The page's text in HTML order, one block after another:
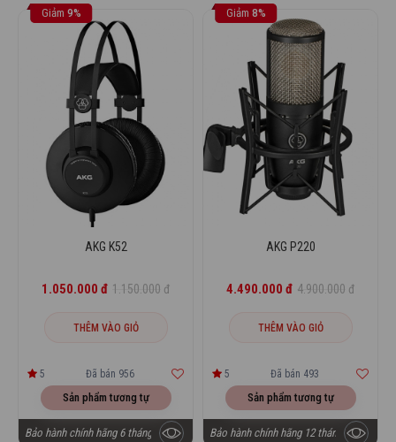
Giảm 9%
AKG K52
1.050.000 đ 1.150.000 đ
THÊM VÀO GIỎ
5 Đã bán 956
Sản phẩm tương tự
Bảo hành chính hãng 6 tháng
Giảm 8%
AKG P220
4.490.000 đ 4.900.000 đ
THÊM VÀO GIỎ
5 Đã bán 493
Sản phẩm tương tự
Bảo hành chính hãng 12 tháng